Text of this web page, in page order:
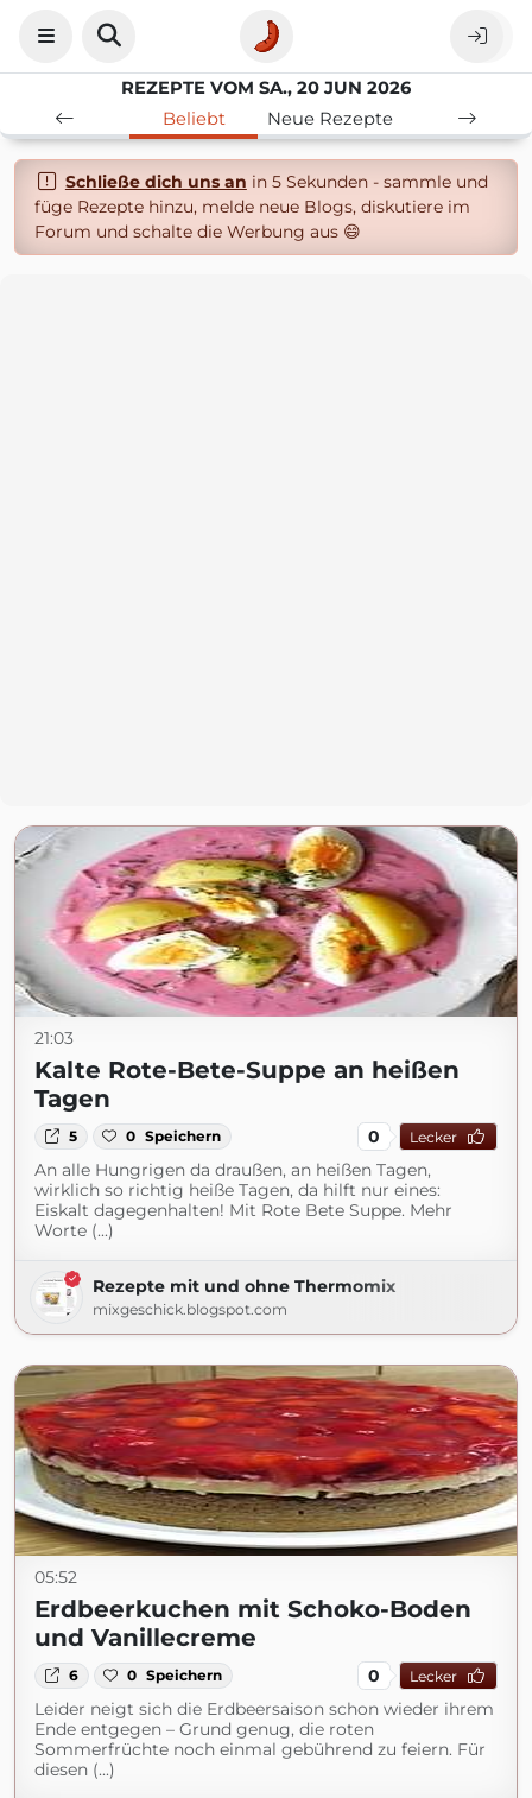
REZEPTE VOM SA., 20 JUN 2026
Beliebt
Neue Rezepte
Schließe dich uns an in 5 Sekunden - sammle und
füge Rezepte hinzu, melde neue Blogs, diskutiere im
Forum und schalte die Werbung aus 😄
21:03
Kalte Rote-Bete-Suppe an heißen
Tagen
5 0 Speichern 0 Lecker
An alle Hungrigen da draußen, an heißen Tagen,
wirklich so richtig heiße Tagen, da hilft nur eines:
Eiskalt dagegenhalten! Mit Rote Bete Suppe. Mehr
Worte (...)
Rezepte mit und ohne Thermomix
mixgeschick.blogspot.com
05:52
Erdbeerkuchen mit Schoko-Boden
und Vanillecreme
6 0 Speichern 0 Lecker
Leider neigt sich die Erdbeersaison schon wieder ihrem
Ende entgegen – Grund genug, die roten
Sommerfrüchte noch einmal gebührend zu feiern. Für
diesen (...)